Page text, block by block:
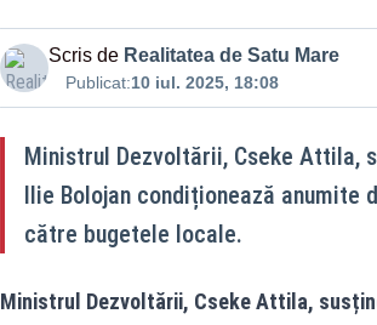
Scris de Realitatea de Satu Mare
Publicat:10 iul. 2025, 18:08
Ministrul Dezvoltării, Cseke Attila,
Ilie Bolojan condiționează
către bugetele locale.
Ministrul Dezvoltării, Cseke Attila,